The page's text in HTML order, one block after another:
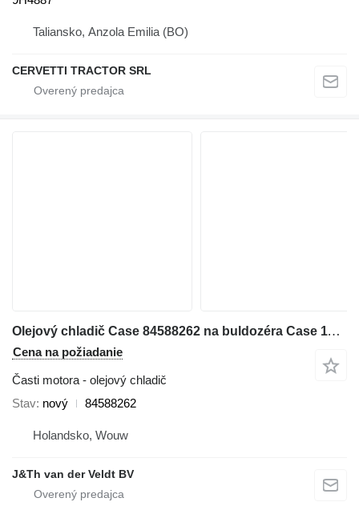
Taliansko, Anzola Emilia (BO)
CERVETTI TRACTOR SRL
Olejový chladič Case 84588262 na buldozéra Case 1150MLT 1150MWT D125C-LT D125C-WT 1150MWT-LGP D125CWT-LGP
Cena na požiadanie
Časti motora - olejový chladič
Stav nový 84588262
Holandsko, Wouw
J&Th van der Veldt BV